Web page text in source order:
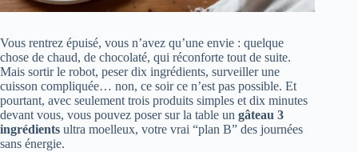
Vous rentrez épuisé, vous n’avez qu’une envie : quelque
chose de chaud, de chocolaté, qui réconforte tout de suite.
Mais sortir le robot, peser dix ingrédients, surveiller une
cuisson compliquée… non, ce soir ce n’est pas possible. Et
pourtant, avec seulement trois produits simples et dix minutes
devant vous, vous pouvez poser sur la table un gâteau 3
ingrédients ultra moelleux, votre vrai “plan B” des journées
sans énergie.